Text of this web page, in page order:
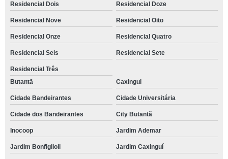
Residencial Dois Residencial Doze
Residencial Nove Residencial Oito
Residencial Onze Residencial Quatro
Residencial Seis Residencial Sete
Residencial Três
Butantã
Caxingui
Cidade Bandeirantes Cidade Universitária
Cidade dos Bandeirantes City Butantã
Inocoop Jardim Ademar
Jardim Bonfiglioli Jardim Caxinguí